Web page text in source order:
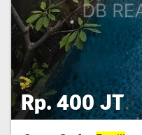
Rp. 400 JT